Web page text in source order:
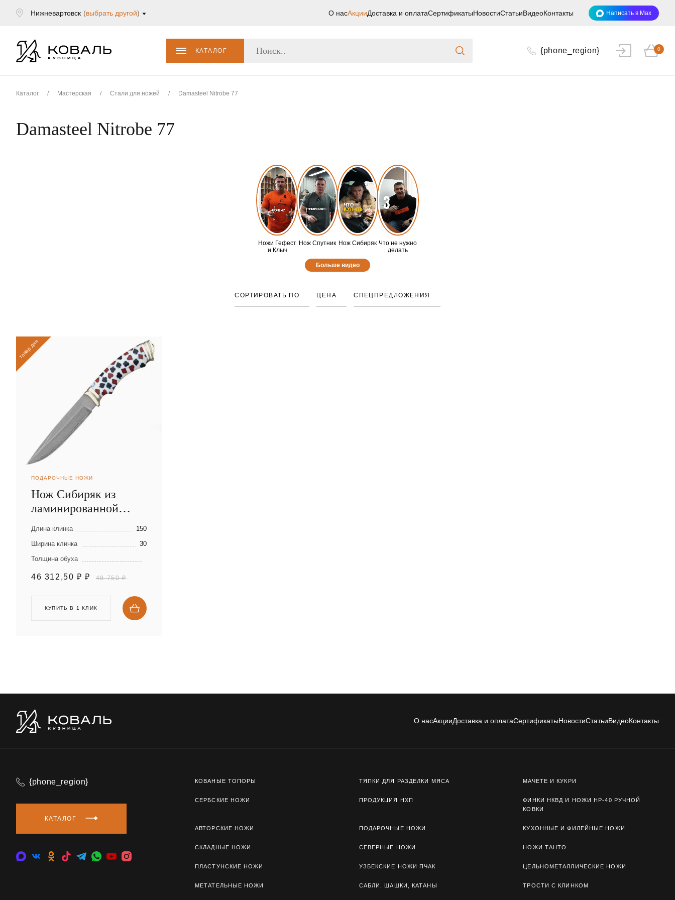
Нижневартовск (выбрать другой) О насАкцииДоставка и оплатаСертификатыНовостиСтатьиВидеоКонтакты Написать в Max
КАТАЛОГ {phone_region} 0
Каталог / Мастерская / Стали для ножей / Damasteel Nitrobe 77
Damasteel Nitrobe 77
Ножи Гефест
и Клыч
Нож Спутник Нож Сибиряк Что не нужно
делать
Больше видео
СОРТИРОВАТЬ ПО ЦЕНА СПЕЦПРЕДЛОЖЕНИЯ
товар дня
ПОДАРОЧНЫЕ НОЖИ
Нож Сибиряк из
ламинированной
стали
Длина клинка
150
Ширина клинка
30
Толщина обуха
46 312,50 ₽ ₽ 48 750 ₽
КУПИТЬ В 1 КЛИК
О насАкцииДоставка и оплатаСертификатыНовостиСтатьиВидеоКонтакты
{phone_region}
КАТАЛОГ
КОВАНЫЕ ТОПОРЫ ТЯПКИ ДЛЯ РАЗДЕЛКИ МЯСА МАЧЕТЕ И КУКРИ
СЕРБСКИЕ НОЖИ ПРОДУКЦИЯ НХП
ФИНКИ НКВД И НОЖИ НР-40 РУЧНОЙ
КОВКИ
АВТОРСКИЕ НОЖИ ПОДАРОЧНЫЕ НОЖИ КУХОННЫЕ И ФИЛЕЙНЫЕ НОЖИ
СКЛАДНЫЕ НОЖИ СЕВЕРНЫЕ НОЖИ НОЖИ ТАНТО
ПЛАСТУНСКИЕ НОЖИ УЗБЕКСКИЕ НОЖИ ПЧАК ЦЕЛЬНОМЕТАЛЛИЧЕСКИЕ НОЖИ
МЕТАТЕЛЬНЫЕ НОЖИ САБЛИ, ШАШКИ, КАТАНЫ ТРОСТИ С КЛИНКОМ